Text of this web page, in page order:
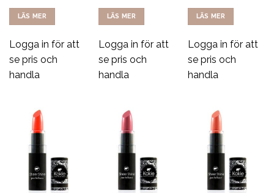
LÄS MER
Logga in för att
se pris och
handla
LÄS MER
Logga in för att
se pris och
handla
LÄS MER
Logga in för att
se pris och
handla